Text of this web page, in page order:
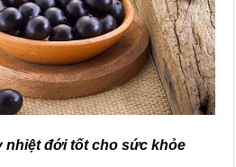
nhiệt đới tốt cho sức khỏe